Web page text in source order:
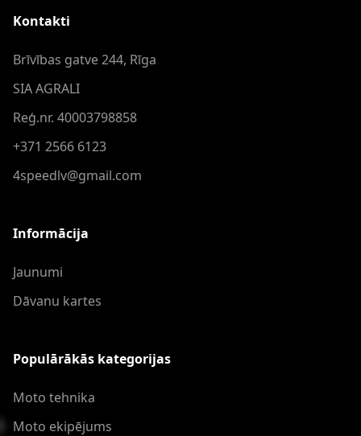
Kontakti
Brīvības gatve 244, Rīga
SIA AGRALI
Reģ.nr. 40003798858
+371 2566 6123
4speedlv@gmail.com
Informācija
Jaunumi
Dāvanu kartes
Populārākās kategorijas
Moto tehnika
Moto ekipējums